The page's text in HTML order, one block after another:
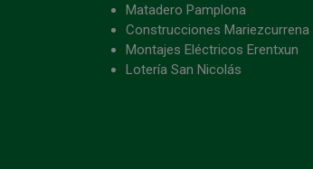
Matadero Pamplona
Construcciones Mariezcurrena
Montajes Eléctricos Erentxun
Lotería San Nicolás